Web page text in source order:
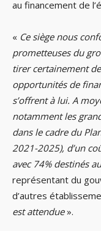
au financement de
« Ce siège nous
prometteuses du
tirer certainement
opportunités de
s’offrent à lui. A
notamment les
dans le cadre du
2021-2025), d’un
avec 74% destinés
représentant du
d’autres
est attendue».